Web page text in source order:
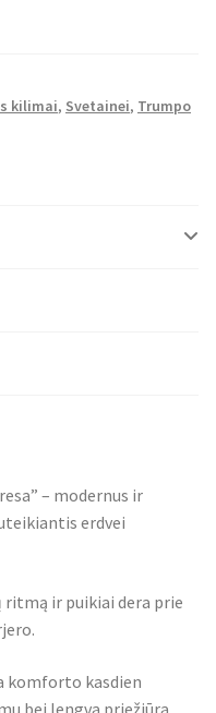
kilimai, Svetainei, Trumpo
– modernus ir
erdvei
ir puikiai dera prie
komforto kasdien
bei lengva priežiūra.